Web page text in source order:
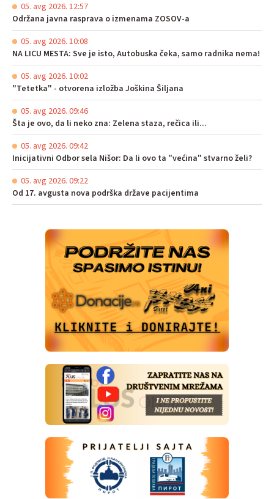
05. avg 2026. 12:57
Održana javna rasprava o izmenama ZOSOV-a
05. avg 2026. 10:08
NA LICU MESTA: Sve je isto, Autobuska čeka, samo radnika nema!
05. avg 2026. 10:02
"Tetetka" - otvorena izložba Joškina Šiljana
05. avg 2026. 09:46
Šta je ovo, da li neko zna: Zelena staza, rečica ili...
05. avg 2026. 09:42
Inicijativni Odbor sela Nišor: Da li ovo ta "većina" stvarno želi?
05. avg 2026. 09:22
Od 17. avgusta nova podrška države pacijentima